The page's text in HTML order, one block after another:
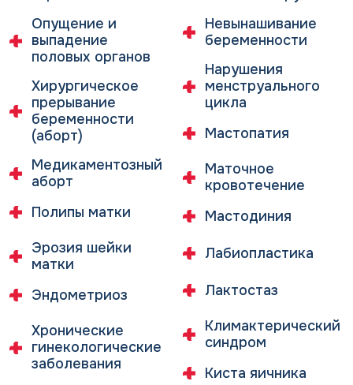
Бесплодие
Спаечный процесс малого таза
Нарушение менструального цикла
Репродуктивное здоровье
Подготовка к беременности
Комплексное обследование обоих партнеров
Лечение бесплодия
Стимуляция овуляции
Коррекция эндокринных нарушений
Противовоспалительная терапия
PRP — терапия
Ведение беременности
Ранняя диагностика беременности
Опущение и
выпадение
половых органов
Хирургическое
прерывание
беременности
(аборт)
Медикаментозный
аборт
Полипы матки
Эрозия шейки
матки
Эндометриоз
Хронические
гинекологические
заболевания
Невынашивание
беременности
Нарушения
менструального
цикла
Мастопатия
Маточное
кровотечение
Мастодиния
Лабиопластика
Лактостаз
Климактерический
синдром
Киста яичника